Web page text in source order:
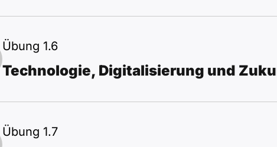
Übung 1.6
Technologie, Digitalisierung und
Übung 1.7